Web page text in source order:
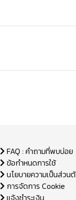
FAQ : คำถามที่พบบ่อย
ข้อกำหนดการใช้
นโยบายความเป็นส่วน
การจัดการ Cookie
แจ้งชำระเงิน